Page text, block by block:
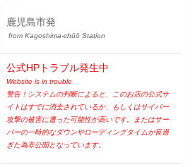
鹿児島市発
from Kagoshima-chūō Station
公式HPトラブル発生中
Website is in trouble
警告！システムの判断によると、このお店の公式サ
イトはすでに消去されているか、もしくはサイバー
攻撃の被害に遭った可能性が高いです。またはサー
バーの一時的なダウンやローディングタイムが長過
ぎた為非公開となっています。